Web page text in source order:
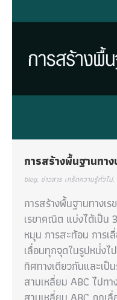
การสร้างพื้นฐานทา
blog, ข่าวสาร เกร็ดความรู้ทั่วไป,
การสร้างพื้นฐานทางเ
เรขาคณิต แบ่งได้เป็น
หมุน การสะท้อน การ
เลื่อนทุกจุดในรูปหน่่งไ
ทิศทางเดียวกันและเป็
สามเหลี่ยม ABC ไปท